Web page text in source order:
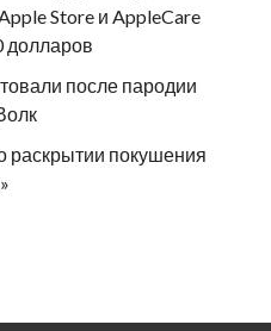
Store и AppleCare
долларов
после пародии
раскрытии покушения